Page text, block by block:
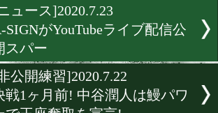
[合宿便り]2020.8.20
森武蔵が熊本合宿でパワー
プ!
[合宿便り]2020.8.19